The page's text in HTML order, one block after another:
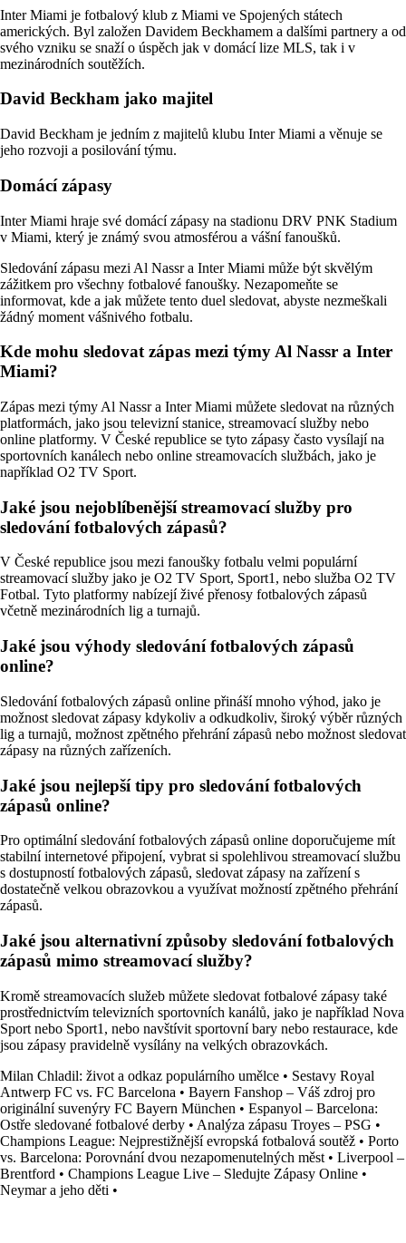
Inter Miami je fotbalový klub z Miami ve Spojených státech
amerických. Byl založen Davidem Beckhamem a dalšími partnery a od
svého vzniku se snaží o úspěch jak v domácí lize MLS, tak i v
mezinárodních soutěžích.
David Beckham jako majitel
David Beckham je jedním z majitelů klubu Inter Miami a věnuje se
jeho rozvoji a posilování týmu.
Domácí zápasy
Inter Miami hraje své domácí zápasy na stadionu DRV PNK Stadium
v Miami, který je známý svou atmosférou a vášní fanoušků.
Sledování zápasu mezi Al Nassr a Inter Miami může být skvělým
zážitkem pro všechny fotbalové fanoušky. Nezapomeňte se
informovat, kde a jak můžete tento duel sledovat, abyste nezmeškali
žádný moment vášnivého fotbalu.
Kde mohu sledovat zápas mezi týmy Al Nassr a Inter
Miami?
Zápas mezi týmy Al Nassr a Inter Miami můžete sledovat na různých
platformách, jako jsou televizní stanice, streamovací služby nebo
online platformy. V České republice se tyto zápasy často vysílají na
sportovních kanálech nebo online streamovacích službách, jako je
například O2 TV Sport.
Jaké jsou nejoblíbenější streamovací služby pro
sledování fotbalových zápasů?
V České republice jsou mezi fanoušky fotbalu velmi populární
streamovací služby jako je O2 TV Sport, Sport1, nebo služba O2 TV
Fotbal. Tyto platformy nabízejí živé přenosy fotbalových zápasů
včetně mezinárodních lig a turnajů.
Jaké jsou výhody sledování fotbalových zápasů
online?
Sledování fotbalových zápasů online přináší mnoho výhod, jako je
možnost sledovat zápasy kdykoliv a odkudkoliv, široký výběr různých
lig a turnajů, možnost zpětného přehrání zápasů nebo možnost sledovat
zápasy na různých zařízeních.
Jaké jsou nejlepší tipy pro sledování fotbalových
zápasů online?
Pro optimální sledování fotbalových zápasů online doporučujeme mít
stabilní internetové připojení, vybrat si spolehlivou streamovací službu
s dostupností fotbalových zápasů, sledovat zápasy na zařízení s
dostatečně velkou obrazovkou a využívat možností zpětného přehrání
zápasů.
Jaké jsou alternativní způsoby sledování fotbalových
zápasů mimo streamovací služby?
Kromě streamovacích služeb můžete sledovat fotbalové zápasy také
prostřednictvím televizních sportovních kanálů, jako je například Nova
Sport nebo Sport1, nebo navštívit sportovní bary nebo restaurace, kde
jsou zápasy pravidelně vysílány na velkých obrazovkách.
Milan Chladil: život a odkaz populárního umělce • Sestavy Royal
Antwerp FC vs. FC Barcelona • Bayern Fanshop – Váš zdroj pro
originální suvenýry FC Bayern München • Espanyol – Barcelona:
Ostře sledované fotbalové derby • Analýza zápasu Troyes – PSG •
Champions League: Nejprestižnější evropská fotbalová soutěž • Porto
vs. Barcelona: Porovnání dvou nezapomenutelných měst • Liverpool –
Brentford • Champions League Live – Sledujte Zápasy Online •
Neymar a jeho děti •